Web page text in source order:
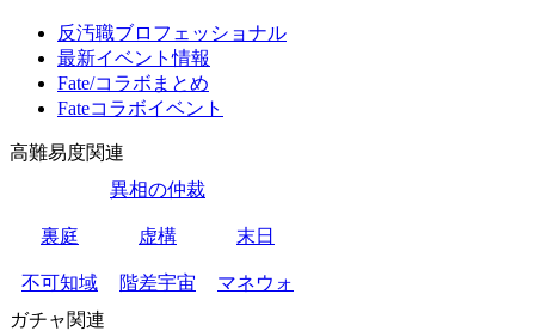
反汚職ブロフェッショナル
最新イベント情報
Fate/コラボまとめ
Fateコラボイベント
高難易度関連
異相の仲裁
裏庭 虚構 末日
不可知域 階差宇宙
マネウォ
ガチャ関連